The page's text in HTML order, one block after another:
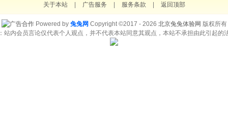
关于本站 广告服务 服务条款 返回顶部
Powered by 兔兔网 Copyright ©2017 - 2026 北京兔兔体验网 版权所有
站内会员言论仅代表个人观点，并不代表本站同意其观点，本站不承担由此引起的